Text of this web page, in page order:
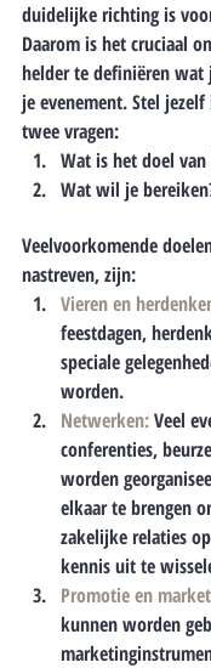
duidelijke richting is
Daarom is het cruciaal
helder te definiëren
je evenement. Stel
twee vragen:
Wat is het doel
Wat wil je
Veelvoorkomende
nastreven, zijn:
Vieren en
feestdagen,
speciale
worden.
Netwerken: Veel
conferenties,
worden
elkaar te brengen
zakelijke relaties
kennis uit te
Promotie en
kunnen worden